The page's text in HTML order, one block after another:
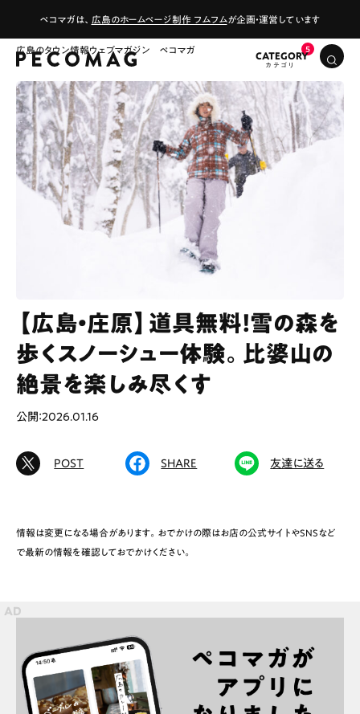
ペコマガは、 広島のホームページ制作 フムフムが企画・運営しています
広島のタウン情報ウェブマガジン ペコマガ
CATEGORY
# カフェ # ランチ
# スイーツ
# ファミリーにおすすめ
# 女子旅におすすめ
Gourmet News
スポット情報 広告掲載について
【広島・庄原】道具無料！雪の森を
歩くスノーシュー体験。比婆山の
絶景を楽しみ尽くす
公開：2026.01.16
POST SHARE 友達に送る
情報は変更になる場合があります。おでかけの際はお店の公式サイトやSNSなど
で最新の情報を確認しておでかけください。